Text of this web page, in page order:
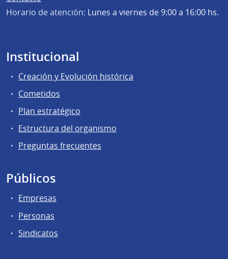
Horario de atención: Lunes a viernes de 9:00 a 16:00 hs.
Institucional
Creación y Evolución histórica
Cometidos
Plan estratégico
Estructura del organismo
Preguntas frecuentes
Públicos
Empresas
Personas
Sindicatos